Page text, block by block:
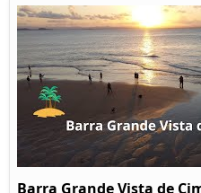
Barra Grande Vista de